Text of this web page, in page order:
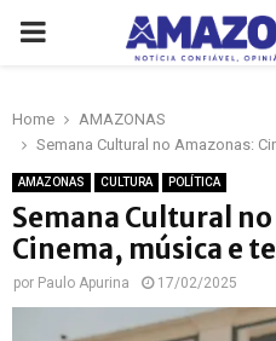
PRIMARY
Home
AMAZONAS
Semana Cultural no Amazonas:
AMAZONAS CULTURA POLÍTICA
Semana Cultural
Cinema, música e
por Paulo Apurina 17/02/2025